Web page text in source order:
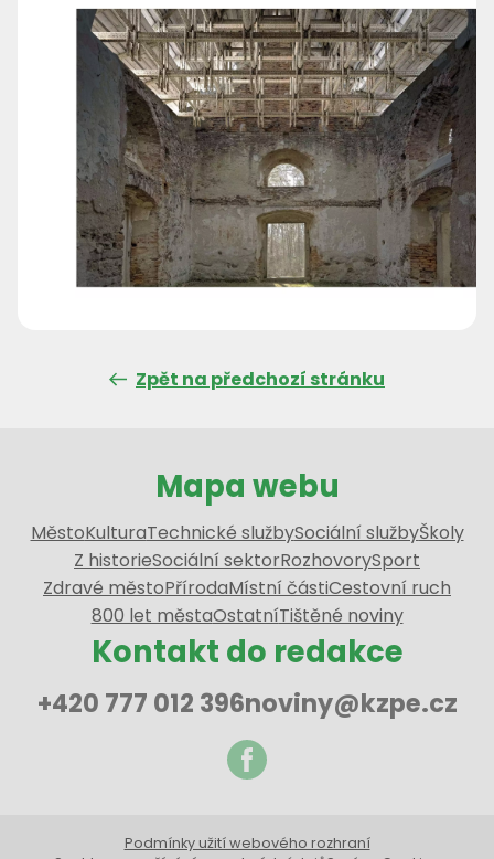
Zpět na předchozí stránku
Mapa webu
MěstoKulturaTechnické službySociální službyŠkoly
Z historieSociální sektorRozhovorySport
Zdravé městoPřírodaMístní částiCestovní ruch
800 let městaOstatníTištěné noviny
Kontakt do redakce
+420 777 012 396noviny@kzpe.cz
Podmínky užití webového rozhraní